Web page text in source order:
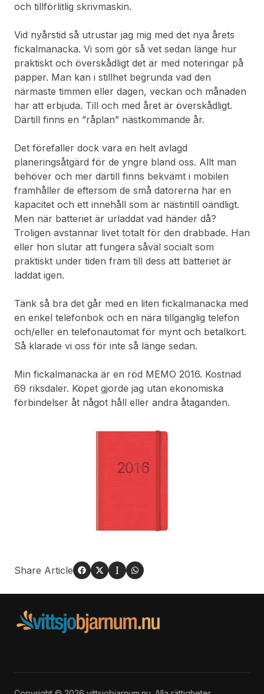
och tillförlitlig skrivmaskin.
Vid nyårstid så utrustar jag mig med det nya årets
fickalmanacka. Vi som gör så vet sedan länge hur
praktiskt och överskådligt det är med noteringar på
papper. Man kan i stillhet begrunda vad den
närmaste timmen eller dagen, veckan och månaden
har att erbjuda. Till och med året är överskådligt.
Därtill finns en ”råplan” nästkommande år.
Det förefaller dock vara en helt avlagd
planeringsåtgärd för de yngre bland oss. Allt man
behöver och mer därtill finns bekvämt i mobilen
framhåller de eftersom de små datorerna har en
kapacitet och ett innehåll som är nästintill oändligt.
Men när batteriet är urladdat vad händer då?
Troligen avstannar livet totalt för den drabbade. Han
eller hon slutar att fungera såväl socialt som
praktiskt under tiden fram till dess att batteriet är
laddat igen.
Tänk så bra det går med en liten fickalmanacka med
en enkel telefonbok och en nära tillgänglig telefon
och/eller en telefonautomat för mynt och betalkort.
Så klarade vi oss för inte så länge sedan.
Min fickalmanacka är en röd MEMO 2016. Kostnad
69 riksdaler. Köpet gjorde jag utan ekonomiska
förbindelser åt något håll eller andra åtaganden.
Share Article